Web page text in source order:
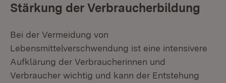
Stärkung der Verbraucherbildung
Bei der Vermeidung von
Lebensmittelverschwendung ist eine intensivere
Aufklärung der Verbraucherinnen und
Verbraucher wichtig und kann der Entstehung